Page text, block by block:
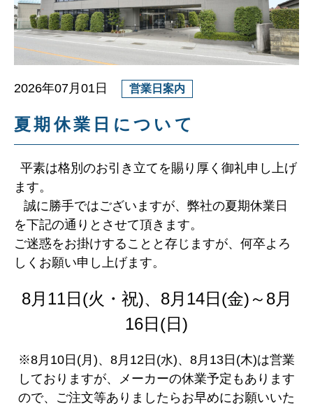
2026年07月01日 営業日案内
夏期休業日について
平素は格別のお引き立てを賜り厚く御礼申し上げ
ます。
誠に勝手ではございますが、弊社の夏期休業日
を下記の通りとさせて頂きます。
ご迷惑をお掛けすることと存じますが、何卒よろ
しくお願い申し上げます。
8月11日(火・祝)、8月14日(金)～8月
16日(日)
※8月10日(月)、8月12日(水)、8月13日(木)は営業
しておりますが、メーカーの休業予定もあります
ので、ご注文等ありましたらお早めにお願いいた